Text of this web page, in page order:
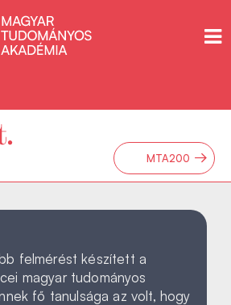
MTA200 →
felmérést készített a
magyar tudományos
fő tanulsága az volt, hogy